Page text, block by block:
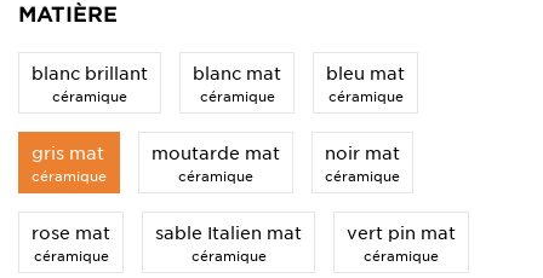
MATIÈRE
blanc brillant
céramique
blanc mat
céramique
bleu mat
céramique
gris mat
céramique
moutarde mat
céramique
noir mat
céramique
rose mat
céramique
sable Italien mat
céramique
vert pin mat
céramique